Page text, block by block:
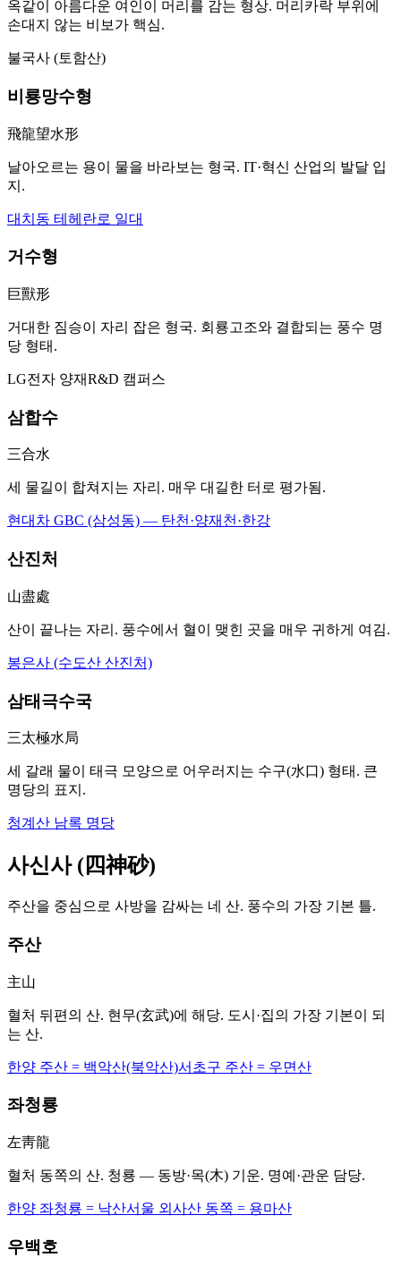
옥같이 아름다운 여인이 머리를 감는 형상. 머리카락 부위에
손대지 않는 비보가 핵심.
불국사 (토함산)
비룡망수형
飛龍望水形
날아오르는 용이 물을 바라보는 형국. IT·혁신 산업의 발달 입
지.
대치동 테헤란로 일대
거수형
巨獸形
거대한 짐승이 자리 잡은 형국. 회룡고조와 결합되는 풍수 명
당 형태.
LG전자 양재R&D 캠퍼스
삼합수
三合水
세 물길이 합쳐지는 자리. 매우 대길한 터로 평가됨.
현대차 GBC (삼성동) — 탄천·양재천·한강
산진처
山盡處
산이 끝나는 자리. 풍수에서 혈이 맺힌 곳을 매우 귀하게 여김.
봉은사 (수도산 산진처)
삼태극수국
三太極水局
세 갈래 물이 태극 모양으로 어우러지는 수구(水口) 형태. 큰
명당의 표지.
청계산 남록 명당
사신사 (四神砂)
주산을 중심으로 사방을 감싸는 네 산. 풍수의 가장 기본 틀.
주산
主山
혈처 뒤편의 산. 현무(玄武)에 해당. 도시·집의 가장 기본이 되
는 산.
한양 주산 = 백악산(북악산)서초구 주산 = 우면산
좌청룡
左靑龍
혈처 동쪽의 산. 청룡 — 동방·목(木) 기운. 명예·관운 담당.
한양 좌청룡 = 낙산서울 외사산 동쪽 = 용마산
우백호